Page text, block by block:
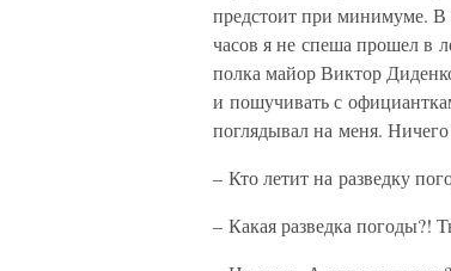
предстоит при минимуме. В
часов я не спеша прошел в
полка майор Виктор
и пошучивать с
поглядывал на меня.
– Кто летит на разведку
– Какая разведка погоды?!